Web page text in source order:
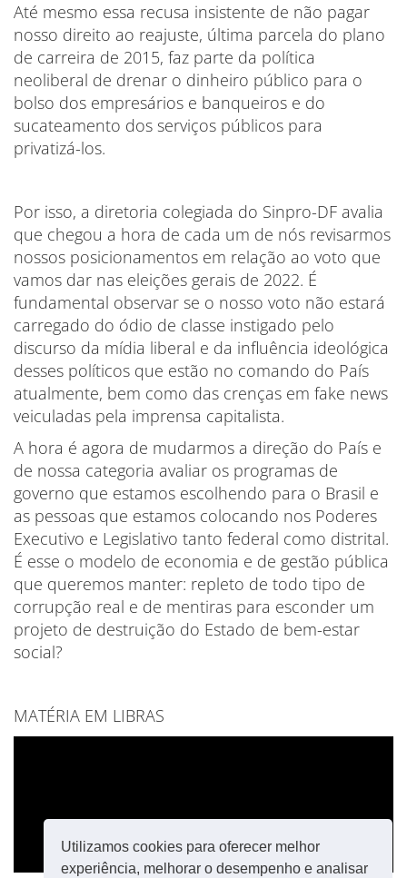
Utilizamos cookies para oferecer melhor
experiência, melhorar o desempenho e analisar
Até mesmo essa recusa insistente de não pagar
nosso direito ao reajuste, última parcela do plano
de carreira de 2015, faz parte da política
neoliberal de drenar o dinheiro público para o
bolso dos empresários e banqueiros e do
sucateamento dos serviços públicos para
privatizá-los.
Por isso, a diretoria colegiada do Sinpro-DF avalia
que chegou a hora de cada um de nós revisarmos
nossos posicionamentos em relação ao voto que
vamos dar nas eleições gerais de 2022. É
fundamental observar se o nosso voto não estará
carregado do ódio de classe instigado pelo
discurso da mídia liberal e da influência ideológica
desses políticos que estão no comando do País
atualmente, bem como das crenças em fake news
veiculadas pela imprensa capitalista.
A hora é agora de mudarmos a direção do País e
de nossa categoria avaliar os programas de
governo que estamos escolhendo para o Brasil e
as pessoas que estamos colocando nos Poderes
Executivo e Legislativo tanto federal como distrital.
É esse o modelo de economia e de gestão pública
que queremos manter: repleto de todo tipo de
corrupção real e de mentiras para esconder um
projeto de destruição do Estado de bem-estar
social?
MATÉRIA EM LIBRAS